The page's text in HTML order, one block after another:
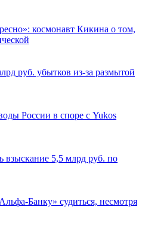
космонавт Кикина о том,
руб. убытков из-за размытой
России в споре с Yukos
взыскание 5,5 млрд руб. по
Банку» судиться, несмотря